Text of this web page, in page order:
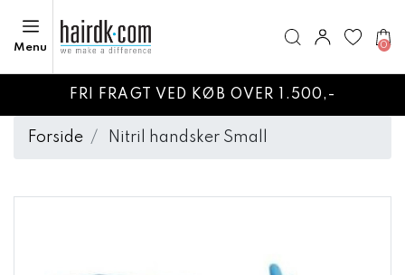
Menu 0
FRI FRAGT VED KØB OVER 1.500,-
Forside Nitril handsker Small